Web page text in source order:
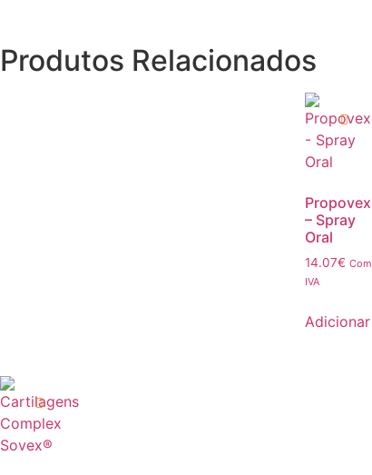
Produtos Relacionados
Propovex
– Spray
Oral
14.07€ Com
IVA
Adicionar